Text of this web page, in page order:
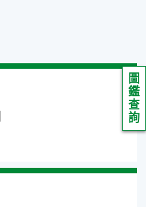
圖
鑑
查
詢